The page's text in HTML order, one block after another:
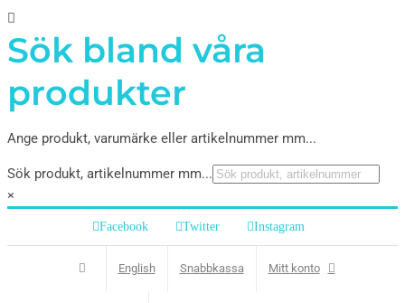
Sök bland våra
produkter
Ange produkt, varumärke eller artikelnummer mm...
Sök produkt, artikelnummer mm...
×
Facebook Twitter Instagram
English Snabbkassa Mitt konto